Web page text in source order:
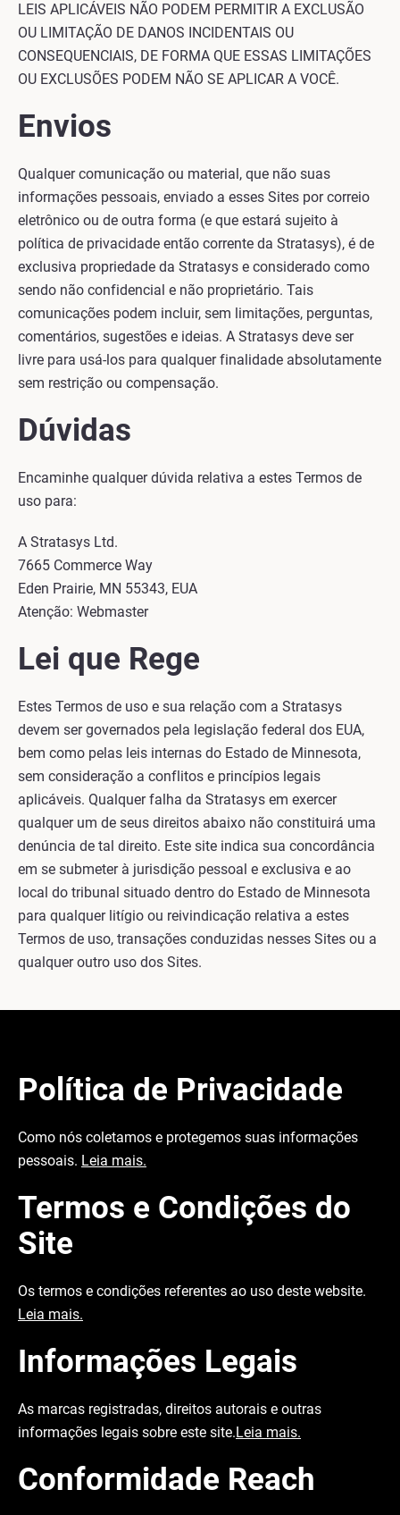
LEIS APLICÁVEIS NÃO PODEM PERMITIR A EXCLUSÃO
OU LIMITAÇÃO DE DANOS INCIDENTAIS OU
CONSEQUENCIAIS, DE FORMA QUE ESSAS LIMITAÇÕES
OU EXCLUSÕES PODEM NÃO SE APLICAR A VOCÊ.
Envios
Qualquer comunicação ou material, que não suas
informações pessoais, enviado a esses Sites por correio
eletrônico ou de outra forma (e que estará sujeito à
política de privacidade então corrente da Stratasys), é de
exclusiva propriedade da Stratasys e considerado como
sendo não confidencial e não proprietário. Tais
comunicações podem incluir, sem limitações, perguntas,
comentários, sugestões e ideias. A Stratasys deve ser
livre para usá-los para qualquer finalidade absolutamente
sem restrição ou compensação.
Dúvidas
Encaminhe qualquer dúvida relativa a estes Termos de
uso para:
A Stratasys Ltd.
7665 Commerce Way
Eden Prairie, MN 55343, EUA
Atenção: Webmaster
Lei que Rege
Estes Termos de uso e sua relação com a Stratasys
devem ser governados pela legislação federal dos EUA,
bem como pelas leis internas do Estado de Minnesota,
sem consideração a conflitos e princípios legais
aplicáveis. Qualquer falha da Stratasys em exercer
qualquer um de seus direitos abaixo não constituirá uma
denúncia de tal direito. Este site indica sua concordância
em se submeter à jurisdição pessoal e exclusiva e ao
local do tribunal situado dentro do Estado de Minnesota
para qualquer litígio ou reivindicação relativa a estes
Termos de uso, transações conduzidas nesses Sites ou a
qualquer outro uso dos Sites.
Política de Privacidade
Como nós coletamos e protegemos suas informações
pessoais. Leia mais.
Termos e Condições do
Site
Os termos e condições referentes ao uso deste website.
Leia mais.
Informações Legais
As marcas registradas, direitos autorais e outras
informações legais sobre este site.Leia mais.
Conformidade Reach